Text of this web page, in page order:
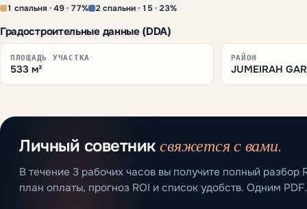
1 спальня · 49 · 77% 2 спальни · 15 · 23%
Градостроительные данные (DDA)
ПЛОЩАДЬ УЧАСТКА
533 м²
РАЙОН
JUMEIRAH
Личный советниксвяжется с вами.
В течение 3 рабочих часов вы получите полный разбор
план оплаты, прогноз ROI и список удобств. Одним PDF.